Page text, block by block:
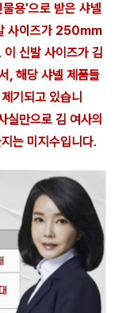
용'으로 받은 샤넬
사이즈가 250mm
. 이 신발 사이즈가 김
, 해당 샤넬 제품들
기되고 있습니
실만으로 김 여사의
는 미지수입니다.